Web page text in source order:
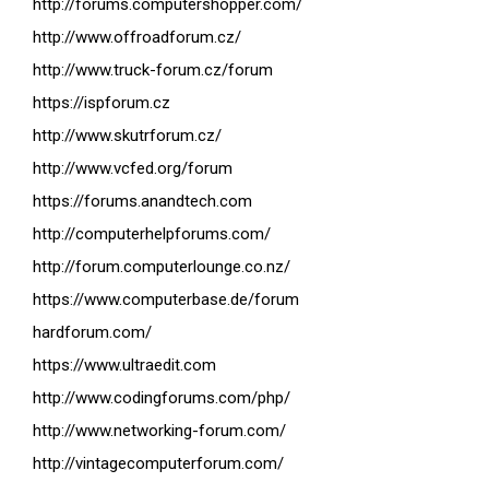
http://forums.computershopper.com/
http://www.offroadforum.cz/
http://www.truck-forum.cz/forum
https://ispforum.cz
http://www.skutrforum.cz/
http://www.vcfed.org/forum
https://forums.anandtech.com
http://computerhelpforums.com/
http://forum.computerlounge.co.nz/
https://www.computerbase.de/forum
hardforum.com/
https://www.ultraedit.com
http://www.codingforums.com/php/
http://www.networking-forum.com/
http://vintagecomputerforum.com/